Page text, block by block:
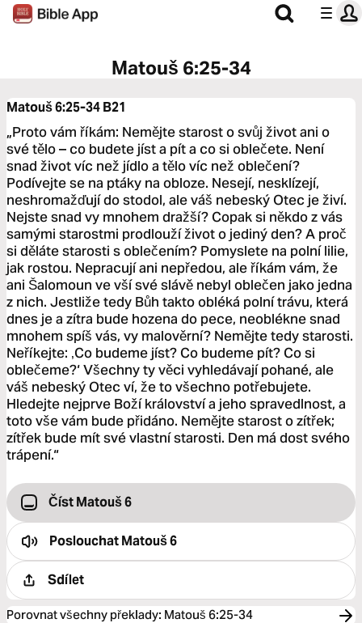
Matouš 6:25-34
Matouš 6:25-34B21
„Proto vám říkám: Nemějte starost o svůj život ani o
své tělo – co budete jíst a pít a co si oblečete. Není
snad život víc než jídlo a tělo víc než oblečení?
Podívejte se na ptáky na obloze. Nesejí, nesklízejí,
neshromažďují do stodol, ale váš nebeský Otec je živí.
Nejste snad vy mnohem dražší? Copak si někdo z vás
samými starostmi prodlouží život o jediný den? A proč
si děláte starosti s oblečením? Pomyslete na polní lilie,
jak rostou. Nepracují ani nepředou, ale říkám vám, že
ani Šalomoun ve vší své slávě nebyl oblečen jako jedna
z nich. Jestliže tedy Bůh takto obléká polní trávu, která
dnes je a zítra bude hozena do pece, neoblékne snad
mnohem spíš vás, vy malověrní? Nemějte tedy starosti.
Neříkejte: ‚Co budeme jíst? Co budeme pít? Co si
oblečeme?‘ Všechny ty věci vyhledávají pohané, ale
váš nebeský Otec ví, že to všechno potřebujete.
Hledejte nejprve Boží království a jeho spravedlnost, a
toto vše vám bude přidáno. Nemějte starost o zítřek;
zítřek bude mít své vlastní starosti. Den má dost svého
trápení.“
Číst Matouš 6
PoslouchatMatouš 6
Sdílet
Porovnat všechny překlady: Matouš 6:25-34